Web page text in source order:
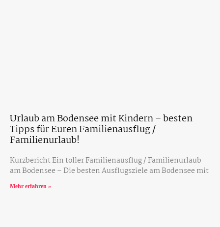
Urlaub am Bodensee mit Kindern – besten
Tipps für Euren Familienausflug /
Familienurlaub!
Kurzbericht Ein toller Familienausflug / Familienurlaub
am Bodensee – Die besten Ausflugsziele am Bodensee mit
Mehr erfahren »